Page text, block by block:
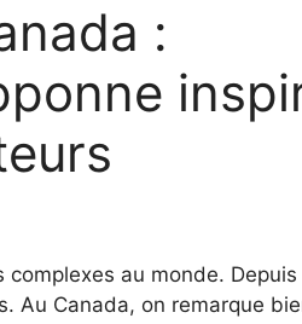
:
complexes au monde.
Au Canada, on remarque